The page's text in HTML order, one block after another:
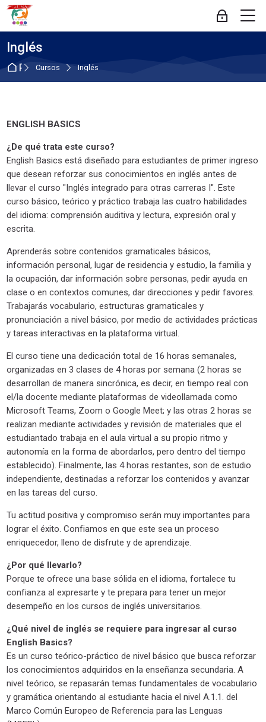
Skip to navigation
Skip to login form
Salta al contenido principal
Skip to footer
Acceder
Inglés
Página Principal
Cursos Inglés
Bloques
ENGLISH BASICS
¿De qué trata este curso?
English Basics está diseñado para estudiantes de primer ingreso
que desean reforzar sus conocimientos en inglés antes de
llevar el curso "Inglés integrado para otras carreras I". Este
curso básico, teórico y práctico trabaja las cuatro habilidades
del idioma: comprensión auditiva y lectura, expresión oral y
escrita.
Aprenderás sobre contenidos gramaticales básicos,
información personal, lugar de residencia y estudio, la familia y
la ocupación, dar información sobre personas, pedir ayuda en
clase o en contextos comunes, dar direcciones y pedir favores.
Trabajarás vocabulario, estructuras gramaticales y
pronunciación a nivel básico, por medio de actividades prácticas
y tareas interactivas en la plataforma virtual.
El curso tiene una dedicación total de 16 horas semanales,
organizadas en 3 clases de 4 horas por semana (2 horas se
desarrollan de manera sincrónica, es decir, en tiempo real con
el/la docente mediante plataformas de videollamada como
Microsoft Teams, Zoom o Google Meet; y las otras 2 horas se
realizan mediante actividades y revisión de materiales que el
estudiantado trabaja en el aula virtual a su propio ritmo y
autonomía en la forma de abordarlos, pero dentro del tiempo
establecido). Finalmente, las 4 horas restantes, son de estudio
independiente, destinadas a reforzar los contenidos y avanzar
en las tareas del curso.
Tu actitud positiva y compromiso serán muy importantes para
lograr el éxito. Confiamos en que este sea un proceso
enriquecedor, lleno de disfrute y de aprendizaje.
¿Por qué llevarlo?
Porque te ofrece una base sólida en el idioma, fortalece tu
confianza al expresarte y te prepara para tener un mejor
desempeño en los cursos de inglés universitarios.
¿Qué nivel de inglés se requiere para ingresar al curso
English Basics?
Es un curso teórico-práctico de nivel básico que busca reforzar
los conocimientos adquiridos en la enseñanza secundaria. A
nivel teórico, se repasarán temas fundamentales de vocabulario
y gramática orientando al estudiante hacia el nivel A.1.1. del
Marco Común Europeo de Referencia para las Lenguas